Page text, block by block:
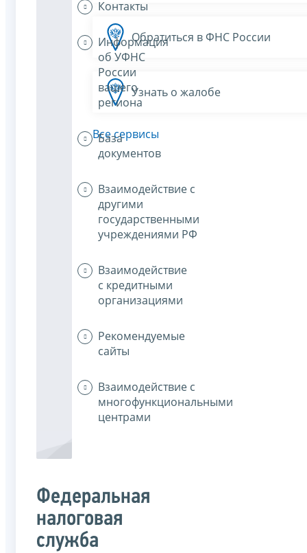
Контакты
Информация
об УФНС
России
вашего
региона
База
документов
Взаимодействие с
другими
государственными
учреждениями РФ
Взаимодействие
с кредитными
организациями
Рекомендуемые
сайты
Взаимодействие с
многофункциональными
центрами
Федеральная
налоговая
служба
Обратиться в ФНС России
Узнать о жалобе
Все сервисы